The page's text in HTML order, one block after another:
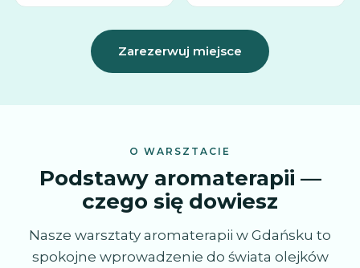
Zarezerwuj miejsce
O WARSZTACIE
Podstawy aromaterapii —
czego się dowiesz
Nasze warsztaty aromaterapii w Gdańsku to
spokojne wprowadzenie do świata olejków